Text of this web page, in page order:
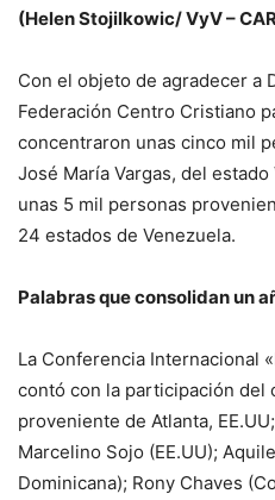
(Helen Stojilkowic/ VyV –
Con el objeto de agradecer a
Federación Centro Cristiano
concentraron unas cinco mil
José María Vargas, del
unas 5 mil personas
24 estados de Venezuela.
Palabras que consolidan un
La Conferencia Internacional
contó con la participación del
proveniente de Atlanta,
Marcelino Sojo (EE.UU);
Dominicana); Rony Chaves